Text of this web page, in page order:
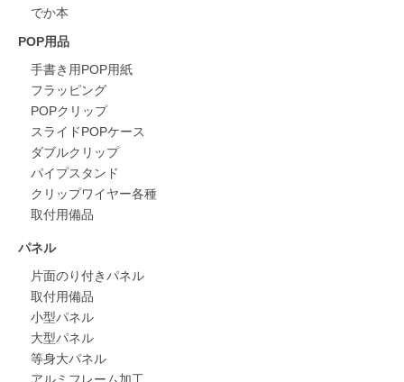
でか本
POP用品
手書き用POP用紙
フラッピング
POPクリップ
スライドPOPケース
ダブルクリップ
パイプスタンド
クリップワイヤー各種
取付用備品
パネル
片面のり付きパネル
取付用備品
小型パネル
大型パネル
等身大パネル